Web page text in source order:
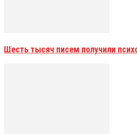
Шесть тысяч писем получили